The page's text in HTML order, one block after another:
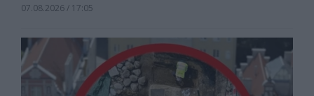
07.08.2026 / 17:05